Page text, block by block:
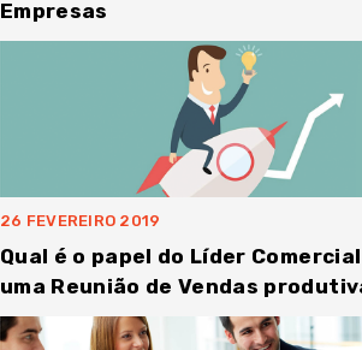
Empresas
26 FEVEREIRO 2019
Qual é o papel do Líder
uma Reunião de Vendas